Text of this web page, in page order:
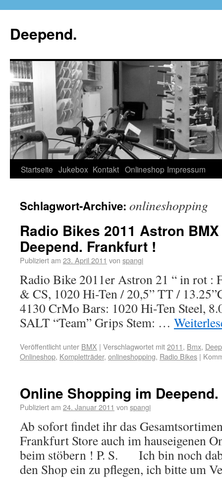
Deepend.
Startseite Jukebox Kontakt Onlineshop Impressum
Schlagwort-Archive: onlineshopping
Radio Bikes 2011 Astron
Deepend. Frankfurt !
Publiziert am 23. April 2011 von spangi
Radio Bike 2011er Astron 21 “ in rot :
& CS, 1020 Hi-Ten / 20,5” TT /
4130 CrMo Bars: 1020 Hi-Ten Steel,
SALT “Team” Grips Stem: …
Veröffentlicht unter BMX | Verschlagwortet mit2011, Bmx,
Onlineshop, Kompletträder, onlineshopping, Radio Bikes |
Online Shopping im
Publiziert am 24. Januar 2011 von spangi
Ab sofort findet ihr das
Frankfurt Store auch im hauseigenen
beim stöbern ! P. S. Ich bin noch
den Shop ein zu pflegen, ich bitte um